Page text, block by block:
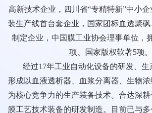
高新技术企业，四川省“专精特新”中小
装生产线首台套企业，国家团标血透聚
制定企业，中国膜工业协会理事单位，
项、国家版权软著5项。
经过17年工业自动化设备的研发、
形成以血液透析器、血浆分离器、生物
为核心竞争力的生产装备技术。合达深
膜工艺技术装备的研发制造。目前已与